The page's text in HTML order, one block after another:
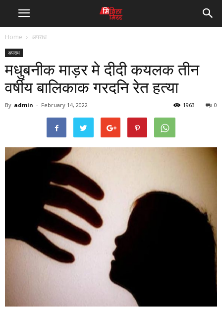
Home अपराध
अपराध
मधुबनीक माड़र मे दीदी कयलक तीन
वर्षीय बालिकाक गरदनि रेत हत्या
By admin - February 14, 2022 0
1963